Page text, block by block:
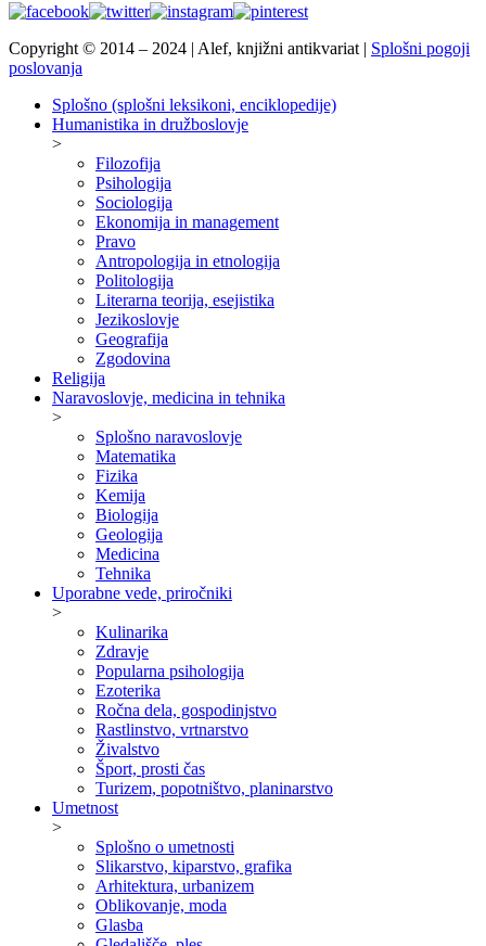
Copyright © 2014 – 2024 | Alef, knjižni antikvariat | Splošni pogoji
poslovanja
Splošno (splošni leksikoni, enciklopedije)
Humanistika in družboslovje
>
Filozofija
Psihologija
Sociologija
Ekonomija in management
Pravo
Antropologija in etnologija
Politologija
Literarna teorija, esejistika
Jezikoslovje
Geografija
Zgodovina
Religija
Naravoslovje, medicina in tehnika
>
Splošno naravoslovje
Matematika
Fizika
Kemija
Biologija
Geologija
Medicina
Tehnika
Uporabne vede, priročniki
>
Kulinarika
Zdravje
Popularna psihologija
Ezoterika
Ročna dela, gospodinjstvo
Rastlinstvo, vrtnarstvo
Živalstvo
Šport, prosti čas
Turizem, popotništvo, planinarstvo
Umetnost
>
Splošno o umetnosti
Slikarstvo, kiparstvo, grafika
Arhitektura, urbanizem
Oblikovanje, moda
Glasba